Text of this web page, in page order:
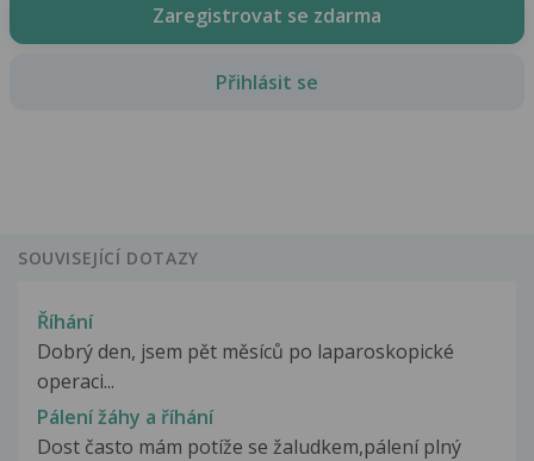
Zaregistrovat se zdarma
Přihlásit se
SOUVISEJÍCÍ DOTAZY
Říhání
Dobrý den, jsem pět měsíců po laparoskopické
operaci...
Pálení žáhy a říhání
Dost často mám potíže se žaludkem,pálení plný